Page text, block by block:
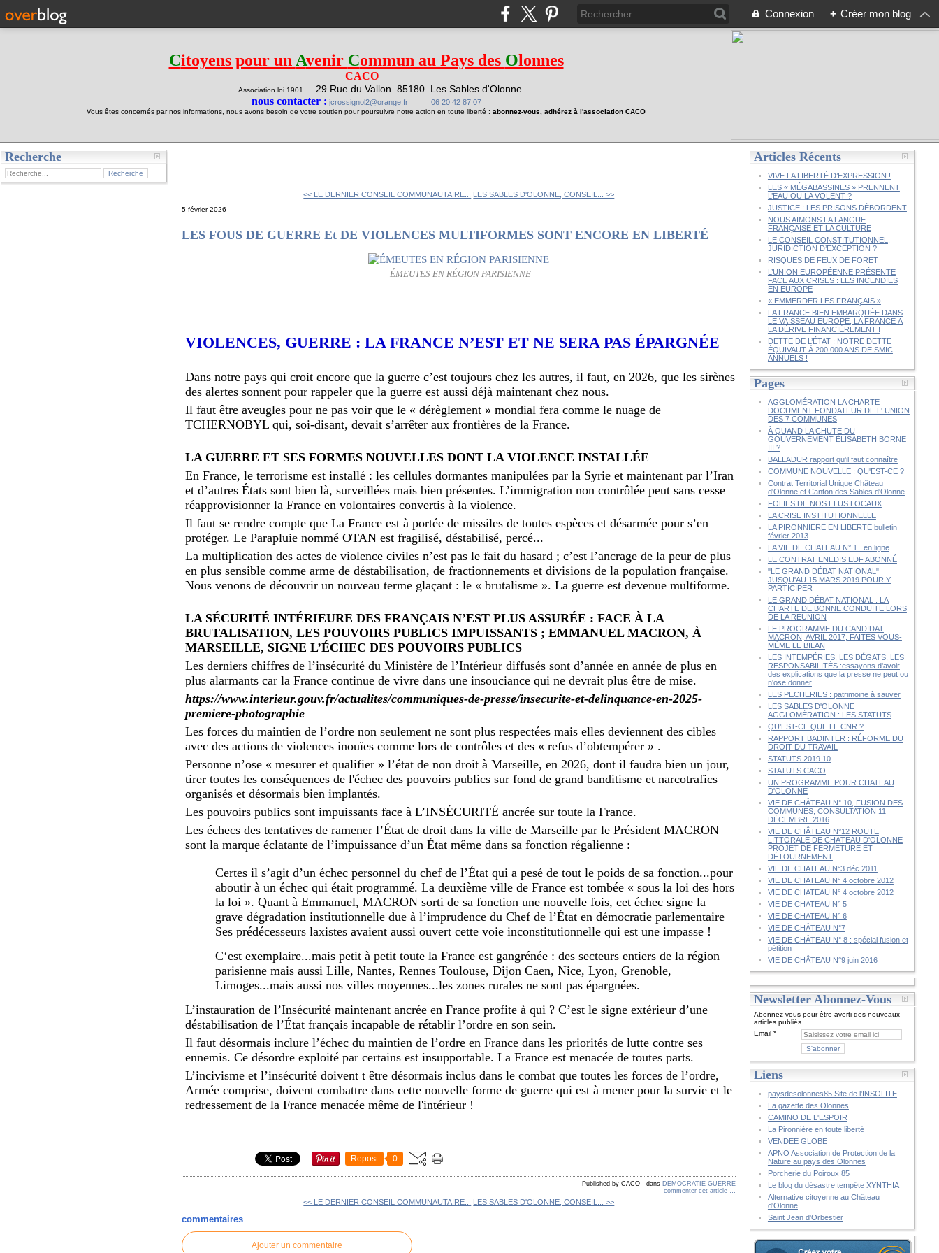
Connexion + Créer mon blog
Citoyens pour un Avenir Commun au Pays des Olonnes
CACO
Association loi 1901 29 Rue du Vallon 85180 Les Sables d'Olonne
nous contacter : jcrossignol2@orange.fr 06 20 42 87 07
Vous êtes concernés par nos informations, nous avons besoin de votre soutien pour poursuivre notre action en toute liberté : abonnez-vous, adhérez à l'association CACO
Recherche
<< LE DERNIER CONSEIL COMMUNAUTAIRE... LES SABLES D'OLONNE, CONSEIL... >>
5 février 2026
LES FOUS DE GUERRE Et DE VIOLENCES MULTIFORMES SONT ENCORE EN LIBERTÉ
ÉMEUTES EN RÉGION PARISIENNE
VIOLENCES, GUERRE : LA FRANCE N’EST ET NE SERA PAS ÉPARGNÉE
Dans notre pays qui croit encore que la guerre c’est toujours chez les autres, il faut, en 2026, que les sirènes
des alertes sonnent pour rappeler que la guerre est aussi déjà maintenant chez nous.
Il faut être aveugles pour ne pas voir que le « dérèglement » mondial fera comme le nuage de
TCHERNOBYL qui, soi-disant, devait s’arrêter aux frontières de la France.
LA GUERRE ET SES FORMES NOUVELLES DONT LA VIOLENCE INSTALLÉE
En France, le terrorisme est installé : les cellules dormantes manipulées par la Syrie et maintenant par l’Iran
et d’autres États sont bien là, surveillées mais bien présentes. L’immigration non contrôlée peut sans cesse
réapprovisionner la France en volontaires convertis à la violence.
Il faut se rendre compte que La France est à portée de missiles de toutes espèces et désarmée pour s’en
protéger. Le Parapluie nommé OTAN est fragilisé, déstabilisé, percé...
La multiplication des actes de violence civiles n’est pas le fait du hasard ; c’est l’ancrage de la peur de plus
en plus sensible comme arme de déstabilisation, de fractionnements et divisions de la population française.
Nous venons de découvrir un nouveau terme glaçant : le « brutalisme ». La guerre est devenue multiforme.
LA SÉCURITÉ INTÉRIEURE DES FRANÇAIS N’EST PLUS ASSURÉE : FACE À LA
BRUTALISATION, LES POUVOIRS PUBLICS IMPUISSANTS ; EMMANUEL MACRON, À
MARSEILLE, SIGNE L’ÉCHEC DES POUVOIRS PUBLICS
Les derniers chiffres de l’insécurité du Ministère de l’Intérieur diffusés sont d’année en année de plus en
plus alarmants car la France continue de vivre dans une insouciance qui ne devrait plus être de mise.
https://www.interieur.gouv.fr/actualites/communiques-de-presse/insecurite-et-delinquance-en-2025-
premiere-photographie
Les forces du maintien de l’ordre non seulement ne sont plus respectées mais elles deviennent des cibles
avec des actions de violences inouïes comme lors de contrôles et des « refus d’obtempérer » .
Personne n’ose « mesurer et qualifier » l’état de non droit à Marseille, en 2026, dont il faudra bien un jour,
tirer toutes les conséquences de l'échec des pouvoirs publics sur fond de grand banditisme et narcotrafics
organisés et désormais bien implantés.
Les pouvoirs publics sont impuissants face à L’INSÉCURITÉ ancrée sur toute la France.
Les échecs des tentatives de ramener l’État de droit dans la ville de Marseille par le Président MACRON
sont la marque éclatante de l’impuissance d’un État même dans sa fonction régalienne :
Certes il s’agit d’un échec personnel du chef de l’État qui a pesé de tout le poids de sa fonction...pour
aboutir à un échec qui était programmé. La deuxième ville de France est tombée « sous la loi des hors
la loi ». Quant à Emmanuel, MACRON sorti de sa fonction une nouvelle fois, cet échec signe la
grave dégradation institutionnelle due à l’imprudence du Chef de l’État en démocratie parlementaire
Ses prédécesseurs laxistes avaient aussi ouvert cette voie inconstitutionnelle qui est une impasse !
C‘est exemplaire...mais petit à petit toute la France est gangrénée : des secteurs entiers de la région
parisienne mais aussi Lille, Nantes, Rennes Toulouse, Dijon Caen, Nice, Lyon, Grenoble,
Limoges...mais aussi nos villes moyennes...les zones rurales ne sont pas épargnées.
L’instauration de l’Insécurité maintenant ancrée en France profite à qui ? C’est le signe extérieur d’une
déstabilisation de l’État français incapable de rétablir l’ordre en son sein.
Il faut désormais inclure l’échec du maintien de l’ordre en France dans les priorités de lutte contre ses
ennemis. Ce désordre exploité par certains est insupportable. La France est menacée de toutes parts.
L’incivisme et l’insécurité doivent t être désormais inclus dans le combat que toutes les forces de l’ordre,
Armée comprise, doivent combattre dans cette nouvelle forme de guerre qui est à mener pour la survie et le
redressement de la France menacée même de l'intérieur !
Repost 0
Published by CACO - dans DEMOCRATIE GUERRE
commenter cet article
<< LE DERNIER CONSEIL COMMUNAUTAIRE... LES SABLES D'OLONNE, CONSEIL... >>
commentaires
Ajouter un commentaire
Articles Récents
VIVE LA LIBERTÉ D’EXPRESSION !
LES « MÉGABASSINES » PRENNENT
L’EAU OU LA VOLENT ?
JUSTICE : LES PRISONS DÉBORDENT
NOUS AIMONS LA LANGUE
FRANÇAISE ET LA CULTURE
LE CONSEIL CONSTITUTIONNEL,
JURIDICTION D’EXCEPTION ?
RISQUES DE FEUX DE FORET
L’UNION EUROPÉENNE PRÉSENTE
FACE AUX CRISES : LES INCENDIES
EN EUROPE
« EMMERDER LES FRANÇAIS »
LA FRANCE BIEN EMBARQUÉE DANS
LE VAISSEAU EUROPE, LA FRANCE À
LA DÉRIVE FINANCIÈREMENT !
DETTE DE L’ÉTAT : NOTRE DETTE
ÉQUIVAUT À 200 000 ANS DE SMIC
ANNUELS !
Pages
AGGLOMÉRATION LA CHARTE
DOCUMENT FONDATEUR DE L' UNION
DES 7 COMMUNES
À QUAND LA CHUTE DU
GOUVERNEMENT ÉLISABETH BORNE
III ?
BALLADUR rapport qu'il faut connaître
COMMUNE NOUVELLE : QU'EST-CE ?
Contrat Territorial Unique Château
d'Olonne et Canton des Sables d'Olonne
FOLIES DE NOS ELUS LOCAUX
LA CRISE INSTITUTIONNELLE
LA PIRONNIERE EN LIBERTE bulletin
février 2013
LA VIE DE CHATEAU N° 1...en ligne
LE CONTRAT ENEDIS EDF ABONNÉ
"LE GRAND DÉBAT NATIONAL"
JUSQU'AU 15 MARS 2019 POUR Y
PARTICIPER
LE GRAND DÉBAT NATIONAL : LA
CHARTE DE BONNE CONDUITE LORS
DE LA RÉUNION
LE PROGRAMME DU CANDIDAT
MACRON, AVRIL 2017, FAITES VOUS-
MÊME LE BILAN
LES INTEMPÉRIES, LES DÉGATS, LES
RESPONSABILITÉS :essayons d'avoir
des explications que la presse ne peut ou
n'ose donner
LES PECHERIES : patrimoine à sauver
LES SABLES D'OLONNE
AGGLOMÉRATION : LES STATUTS
QU’EST-CE QUE LE CNR ?
RAPPORT BADINTER : RÉFORME DU
DROIT DU TRAVAIL
STATUTS 2019 10
STATUTS CACO
UN PROGRAMME POUR CHATEAU
D'OLONNE
VIE DE CHÂTEAU N° 10, FUSION DES
COMMUNES, CONSULTATION 11
DÉCEMBRE 2016
VIE DE CHÂTEAU N°12 ROUTE
LITTORALE DE CHÂTEAU D'OLONNE
PROJET DE FERMETURE ET
DÉTOURNEMENT
VIE DE CHATEAU N°3 déc 2011
VIE DE CHATEAU N° 4 octobre 2012
VIE DE CHATEAU N° 4 octobre 2012
VIE DE CHATEAU N° 5
VIE DE CHATEAU N° 6
VIE DE CHÂTEAU N°7
VIE DE CHÂTEAU N° 8 : spécial fusion et
pétition
VIE DE CHÂTEAU N°9 juin 2016
Newsletter Abonnez-Vous
Abonnez-vous pour être averti des nouveaux
articles publiés.
Email
Liens
paysdesolonnes85 Site de l'INSOLITE
La gazette des Olonnes
CAMINO DE L'ESPOIR
La Pironnière en toute liberté
VENDEE GLOBE
APNO Association de Protection de la
Nature au pays des Olonnes
Porcherie du Poiroux 85
Le blog du désastre tempête XYNTHIA
Alternative citoyenne au Château
d'Olonne
Saint Jean d'Orbestier